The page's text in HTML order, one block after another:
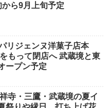
ら9月上旬予定
リジェンヌ洋菓子店本
もって閉店へ 武蔵境と東
ープン予定
寺・三鷹・武蔵境の夏イ